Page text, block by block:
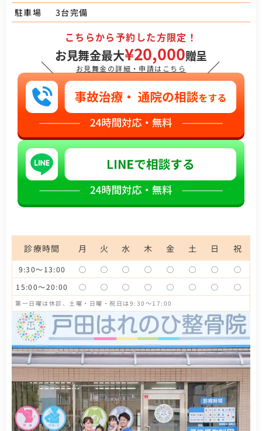
駐車場
3台完備
＼
こちらから予約した方限定！
お見舞金最大¥20,000贈呈
お見舞金の詳細・申請はこちら ／
診療時間 月 火 水 木 金 土 日 祝
9:30～13:00 ◯ ◯ ◯ ◯ ◯ ◯ ◯
◯
15:00～20:00
◯ ◯ ◯ ◯ ◯ ◯ ◯ ◯
第一日曜は休診、土曜・日曜・祝日は9:30～17:00